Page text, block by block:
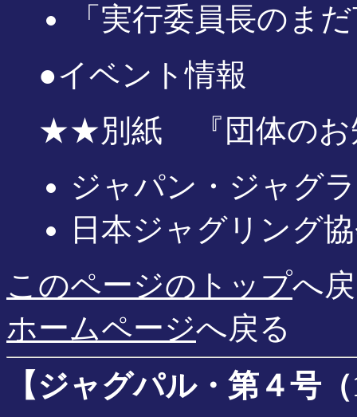
「実行委員長のま
●イベント情報
★★別紙 『団体の
ジャパン・ジャグ
日本ジャグリング
このページのトップへ
ホームページへ戻る
【ジャグパル・第４号